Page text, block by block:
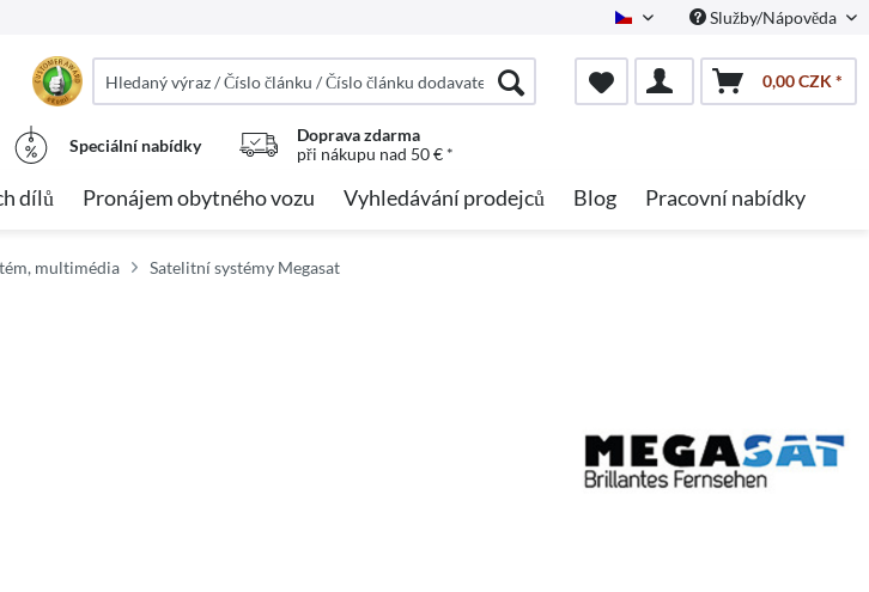
Czech Služby/Nápověda
0,00 CZK *
Speciální nabídky
Doprava zdarma
při nákupu nad 50 € *
dílů Pronájem obytného vozu Vyhledávání prodejců Blog Pracovní nabídky
multimédia Satelitní systémy Megasat